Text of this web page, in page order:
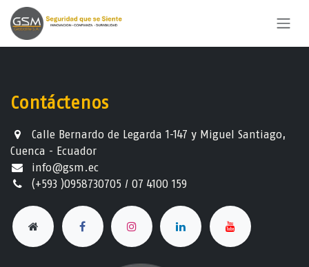
Ir al contenido
Contáctenos
Calle Bernardo de Legarda 1-147 y Miguel Santiago,
Cuenca - Ecuador
info@gsm.ec​
(+593 )0958730705 / 07 4100 159